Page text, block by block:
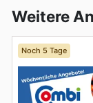
Weitere
Noch 5 Tage